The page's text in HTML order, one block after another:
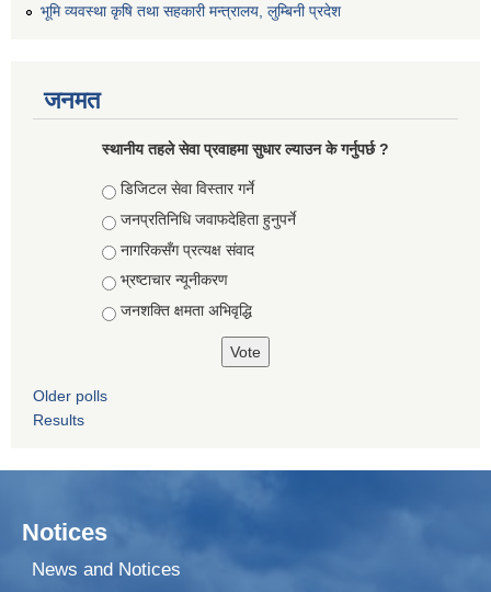
भूमि व्यवस्था कृषि तथा सहकारी मन्त्रालय, लुम्बिनी प्रदेश
जनमत
स्थानीय तहले सेवा प्रवाहमा सुधार ल्याउन के गर्नुपर्छ ?
Choices
डिजिटल सेवा विस्तार गर्ने
जनप्रतिनिधि जवाफदेहिता हुनुपर्ने
नागरिकसँग प्रत्यक्ष संवाद
भ्रष्टाचार न्यूनीकरण
जनशक्ति क्षमता अभिवृद्धि
Older polls
Results
Notices
News and Notices